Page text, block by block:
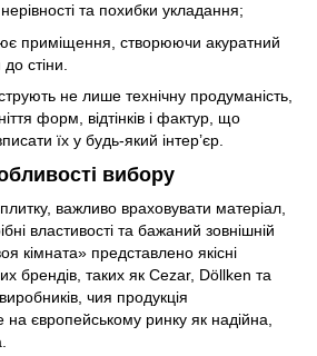
та похибки укладання;
приміщення, створюючи акуратний
стіни.
не лише технічну продуманість,
форм, відтінків і фактур, що
їх у будь-який інтер’єр.
вибору
важливо враховувати матеріал,
властивості та бажаний зовнішній
кімната» представлено якісні
брендів, таких як Cezar, Döllken та
чия продукція
європейському ринку як надійна,